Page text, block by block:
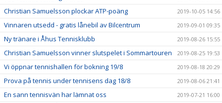
Christian Samuelsson plockar ATP-poäng 2019-10-05 14:56
Vinnaren utsedd - gratis lånebil av Bilcentrum 2019-09-01 09:35
Ny tränare i Åhus Tennisklubb 2019-08-26 15:55
Christian Samuelsson vinner slutspelet i Sommartouren 2019-08-25 19:53
Vi öppnar tennishallen för bokning 19/8 2019-08-18 20:29
Prova på tennis under tennisens dag 18/8 2019-08-06 21:41
En sann tennisvän har lämnat oss 2019-07-21 16:00